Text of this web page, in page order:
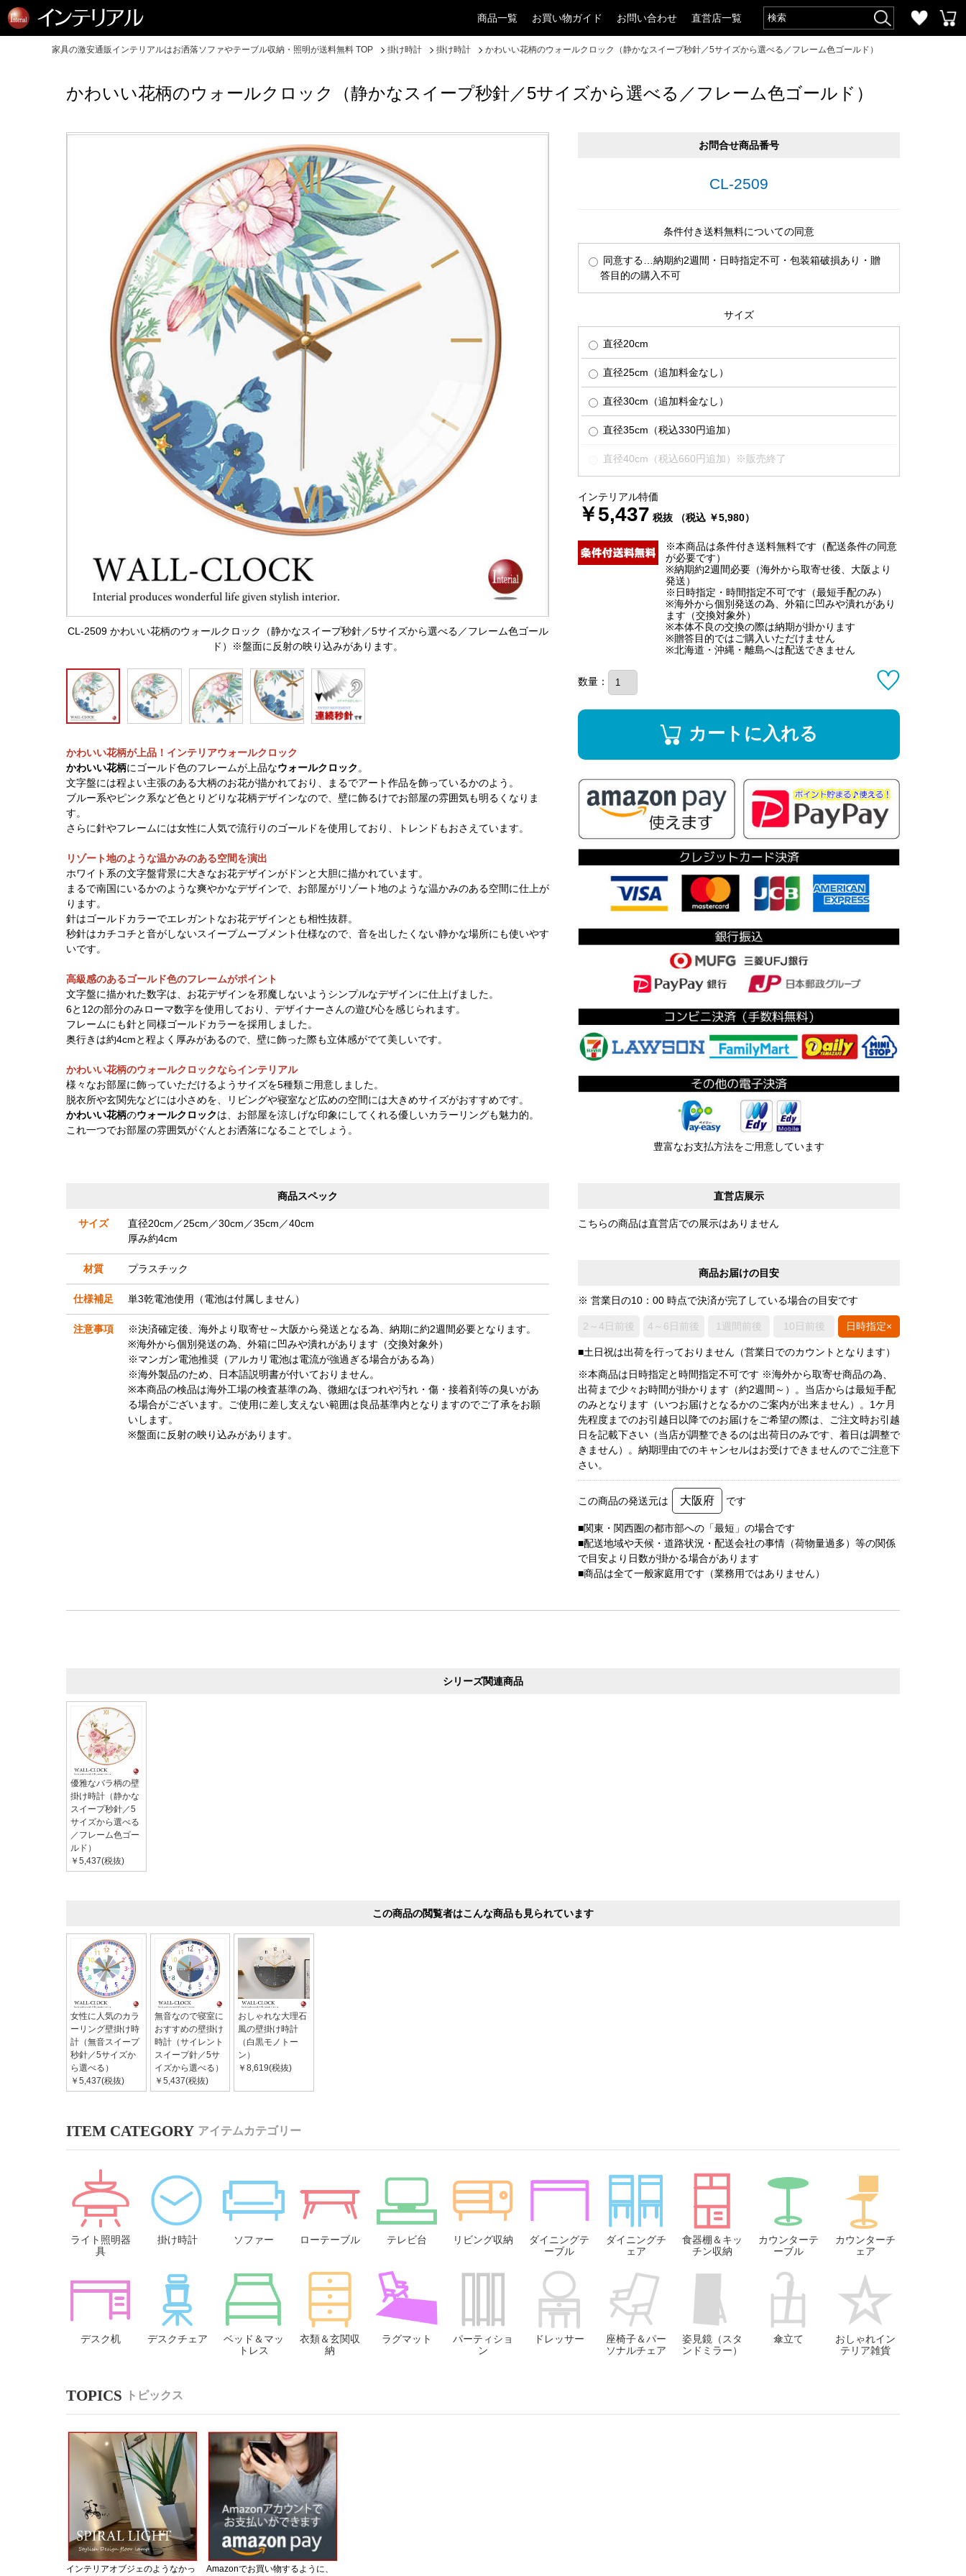
商品一覧 お買い物ガイド お問い合わせ 直営店一覧
家具の激安通販インテリアルはお洒落ソファやテーブル収納・照明が送料無料 TOP 掛け時計 掛け時計 かわいい花柄のウォールクロック（静かなスイープ秒針／5サイズから選べる／フレーム色ゴールド）
かわいい花柄のウォールクロック（静かなスイープ秒針／5サイズから選べる／フレーム色ゴールド）
CL-2509 かわいい花柄のウォールクロック（静かなスイープ秒針／5サイズから選べる／フレーム色ゴール
ド）※盤面に反射の映り込みがあります。
かわいい花柄が上品！インテリアウォールクロック
かわいい花柄にゴールド色のフレームが上品なウォールクロック。
文字盤には程よい主張のある大柄のお花が描かれており、まるでアート作品を飾っているかのよう。
ブルー系やピンク系など色とりどりな花柄デザインなので、壁に飾るけでお部屋の雰囲気も明るくなりま
す。
さらに針やフレームには女性に人気で流行りのゴールドを使用しており、トレンドもおさえています。
リゾート地のような温かみのある空間を演出
ホワイト系の文字盤背景に大きなお花デザインがドンと大胆に描かれています。
まるで南国にいるかのような爽やかなデザインで、お部屋がリゾート地のような温かみのある空間に仕上が
ります。
針はゴールドカラーでエレガントなお花デザインとも相性抜群。
秒針はカチコチと音がしないスイープムーブメント仕様なので、音を出したくない静かな場所にも使いやす
いです。
高級感のあるゴールド色のフレームがポイント
文字盤に描かれた数字は、お花デザインを邪魔しないようシンプルなデザインに仕上げました。
6と12の部分のみローマ数字を使用しており、デザイナーさんの遊び心を感じられます。
フレームにも針と同様ゴールドカラーを採用しました。
奥行きは約4cmと程よく厚みがあるので、壁に飾った際も立体感がでて美しいです。
かわいい花柄のウォールクロックならインテリアル
様々なお部屋に飾っていただけるようサイズを5種類ご用意しました。
脱衣所や玄関先などには小さめを、リビングや寝室など広めの空間には大きめサイズがおすすめです。
かわいい花柄のウォールクロックは、お部屋を涼しげな印象にしてくれる優しいカラーリングも魅力的。
これ一つでお部屋の雰囲気がぐんとお洒落になることでしょう。
お問合せ商品番号
CL-2509
条件付き送料無料についての同意
同意する…納期約2週間・日時指定不可・包装箱破損あり・贈
答目的の購入不可
サイズ
直径20cm
直径25cm（追加料金なし）
直径30cm（追加料金なし）
直径35cm（税込330円追加）
直径40cm（税込660円追加）※販売終了
インテリアル特価
￥5,437 税抜 （税込 ￥5,980）
※本商品は条件付き送料無料です（配送条件の同意
が必要です）
※納期約2週間必要（海外から取寄せ後、大阪より
発送）
※日時指定・時間指定不可です（最短手配のみ）
※海外から個別発送の為、外箱に凹みや潰れがあり
ます（交換対象外）
※本体不良の交換の際は納期が掛かります
※贈答目的ではご購入いただけません
※北海道・沖縄・離島へは配送できません
数量：
カートに入れる
豊富なお支払方法をご用意しています
直営店展示
こちらの商品は直営店での展示はありません
商品お届けの目安
※ 営業日の10：00 時点で決済が完了している場合の目安です
2～4日前後 4～6日前後 1週間前後 10日前後 日時指定×
■土日祝は出荷を行っておりません（営業日でのカウントとなります）
※本商品は日時指定と時間指定不可です ※海外から取寄せ商品の為、
出荷まで少々お時間が掛かります（約2週間～）。当店からは最短手配
のみとなります（いつお届けとなるかのご案内が出来ません）。1ケ月
先程度までのお引越日以降でのお届けをご希望の際は、ご注文時お引越
日を記載下さい（当店が調整できるのは出荷日のみです、着日は調整で
きません）。納期理由でのキャンセルはお受けできませんのでご注意下
さい。
この商品の発送元は 大阪府 です
■関東・関西圏の都市部への「最短」の場合です
■配送地域や天候・道路状況・配送会社の事情（荷物量過多）等の関係
で目安より日数が掛かる場合があります
■商品は全て一般家庭用です（業務用ではありません）
商品スペック
サイズ
直径20cm／25cm／30cm／35cm／40cm
厚み約4cm
材質 プラスチック
仕様補足 単3乾電池使用（電池は付属しません）
注意事項
※決済確定後、海外より取寄せ～大阪から発送となる為、納期に約2週間必要となります。
※海外から個別発送の為、外箱に凹みや潰れがあります（交換対象外）
※マンガン電池推奨（アルカリ電池は電流が強過ぎる場合がある為）
※海外製品のため、日本語説明書が付いておりません。
※本商品の検品は海外工場の検査基準の為、微細なほつれや汚れ・傷・接着剤等の臭いがあ
る場合がございます。ご使用に差し支えない範囲は良品基準内となりますのでご了承をお願
いします。
※盤面に反射の映り込みがあります。
シリーズ関連商品
優雅なバラ柄の壁
掛け時計（静かな
スイープ秒針／5
サイズから選べる
／フレーム色ゴー
ルド）
￥5,437(税抜)
この商品の閲覧者はこんな商品も見られています
女性に人気のカラ
ーリング壁掛け時
計（無音スイープ
秒針／5サイズか
ら選べる）
￥5,437(税抜)
無音なので寝室に
おすすめの壁掛け
時計（サイレント
スイープ針／5サ
イズから選べる）
￥5,437(税抜)
おしゃれな大理石
風の壁掛け時計
（白黒モノトー
ン）
￥8,619(税抜)
アイテムカテゴリー
ライト照明器
具
掛け時計 ソファー ローテーブル テレビ台 リビング収納
ダイニングテ
ーブル
ダイニングチ
ェア
食器棚＆キッ
チン収納
カウンターテ
ーブル
カウンターチ
ェア
デスク机 デスクチェア
ベッド＆マッ
トレス
衣類＆玄関収
納
ラグマット
パーティショ
ン
ドレッサー
座椅子＆パー
ソナルチェア
姿見鏡（スタ
ンドミラー）
傘立て
おしゃれイン
テリア雑貨
トピックス
インテリアオブジェのようなかっ Amazonでお買い物するように、